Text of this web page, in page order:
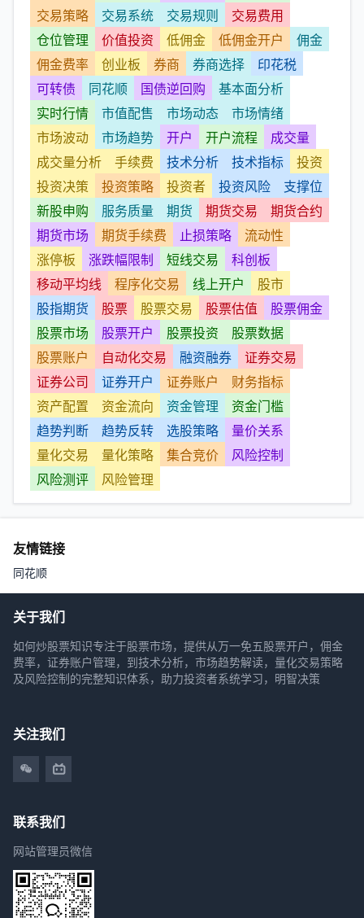
交易策略
交易系统 交易规则
交易费用
仓位管理
价值投资 低佣金 低佣金开户
佣金
佣金费率
创业板 券商 券商选择
印花税
可转债
同花顺 国债逆回购
基本面分析
实时行情
市值配售 市场动态
市场情绪
市场波动
市场趋势 开户 开户流程
成交量
成交量分析
手续费 技术分析 技术指标
投资
投资决策
投资策略 投资者 投资风险
支撑位
新股申购
服务质量 期货 期货交易
期货合约
期货市场
期货手续费 止损策略
流动性
涨停板
涨跌幅限制 短线交易
科创板
移动平均线
程序化交易 线上开户
股市
股指期货
股票 股票交易 股票估值
股票佣金
股票市场
股票开户 股票投资
股票数据
股票账户
自动化交易 融资融券
证券交易
证券公司
证券开户 证券账户
财务指标
资产配置
资金流向 资金管理
资金门槛
趋势判断
趋势反转 选股策略
量价关系
量化交易
量化策略 集合竞价
风险控制
风险测评
风险管理
友情链接
同花顺
关于我们
如何炒股票知识专注于股票市场，提供从万一免五股票开户，佣金
费率，证券账户管理，到技术分析，市场趋势解读，量化交易策略
及风险控制的完整知识体系，助力投资者系统学习，明智决策
关注我们
联系我们
网站管理员微信